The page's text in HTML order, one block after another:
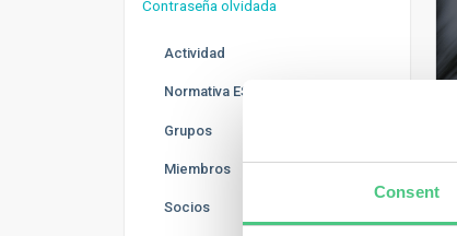
Consent
Contraseña olvidada
Actividad
Normativa ESG
Grupos
Miembros
Socios